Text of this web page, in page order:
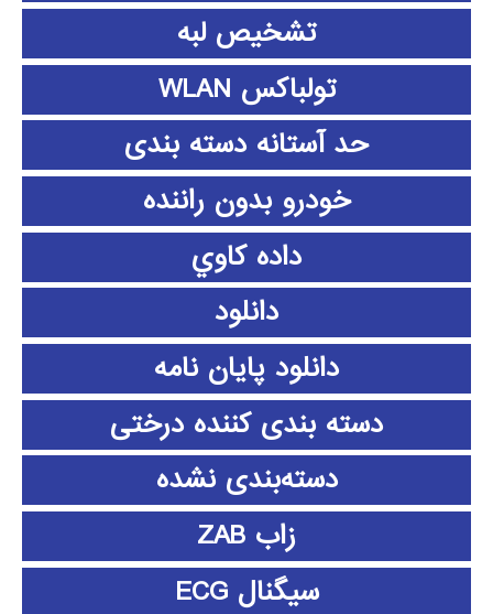
تشخیص لبه
تولباکس WLAN
حد آستانه دسته بندی
خودرو بدون راننده
داده كاوي
دانلود
دانلود پايان نامه
دسته بندی کننده درختی
دسته‌بندی نشده
زاب ZAB
سیگنال ECG